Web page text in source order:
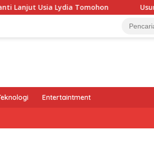
Lydia Tomohon Usung Tema
Entertaintment